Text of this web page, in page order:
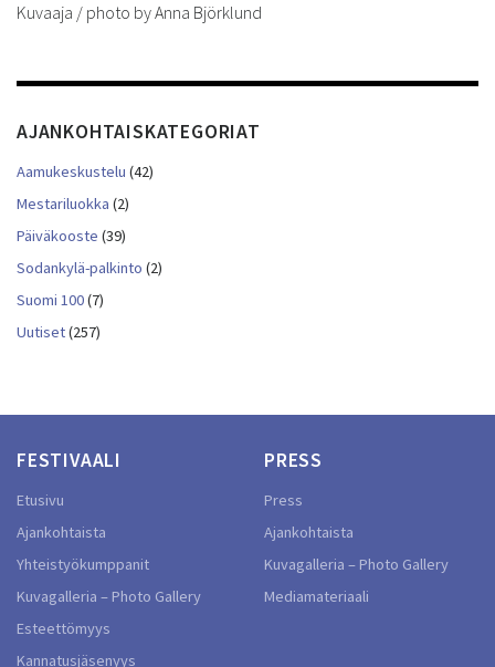
Kuvaaja / photo by Anna Björklund
AJANKOHTAISKATEGORIAT
Aamukeskustelu (42)
Mestariluokka (2)
Päiväkooste (39)
Sodankylä-palkinto (2)
Suomi 100(7)
Uutiset(257)
FESTIVAALI
Etusivu
Ajankohtaista
Yhteistyökumppanit
Kuvagalleria – Photo Gallery
Esteettömyys
Kannatusjäsenyys
PRESS
Press
Ajankohtaista
Kuvagalleria – Photo Gallery
Mediamateriaali